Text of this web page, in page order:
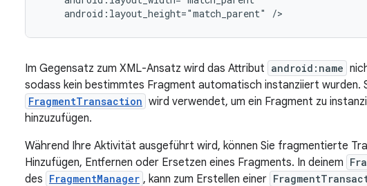
android:layout_height="match_parent"
Im Gegensatz zum XML-Ansatz wird das Attribut android:name
sodass kein bestimmtes Fragment automatisch instanziiert wurden.
FragmentTransaction wird verwendet, um ein Fragment zu
hinzuzufügen.
Während Ihre Aktivität ausgeführt wird, können Sie fragmentierte
Hinzufügen, Entfernen oder Ersetzen eines Fragments. In deinem
des FragmentManager , kann zum Erstellen einer